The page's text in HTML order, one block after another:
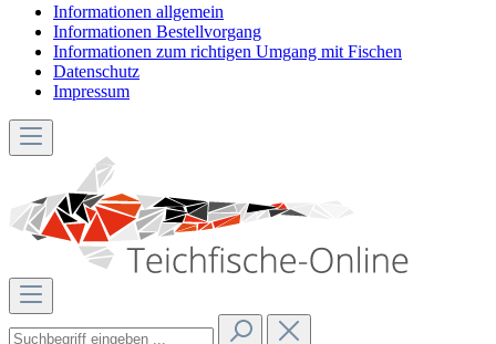
Informationen allgemein
Informationen Bestellvorgang
Informationen zum richtigen Umgang mit Fischen
Datenschutz
Impressum